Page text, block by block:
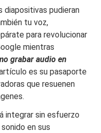
diapositivas pudieran
tu voz,
para revolucionar
mientras
grabar audio en
es su pasaporte
que resuenen
integrar sin esfuerzo
en sus